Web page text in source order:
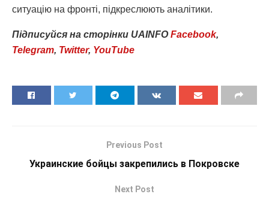
ситуацію на фронті, підкреслюють аналітики.
Підписуйся на сторінки UAINFOFacebook,
Telegram, Twitter, YouTube
Previous Post
Украинские бойцы закрепились в Покровске
Next Post